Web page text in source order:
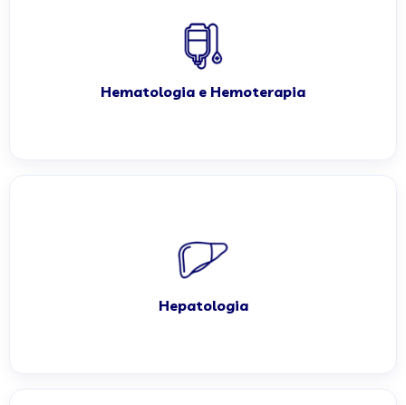
Hematologia e Hemoterapia
Hepatologia